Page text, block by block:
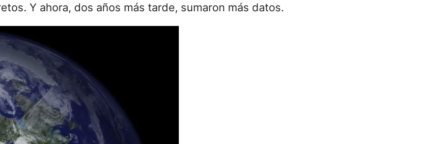
Y ahora, dos años más tarde, sumaron más datos.